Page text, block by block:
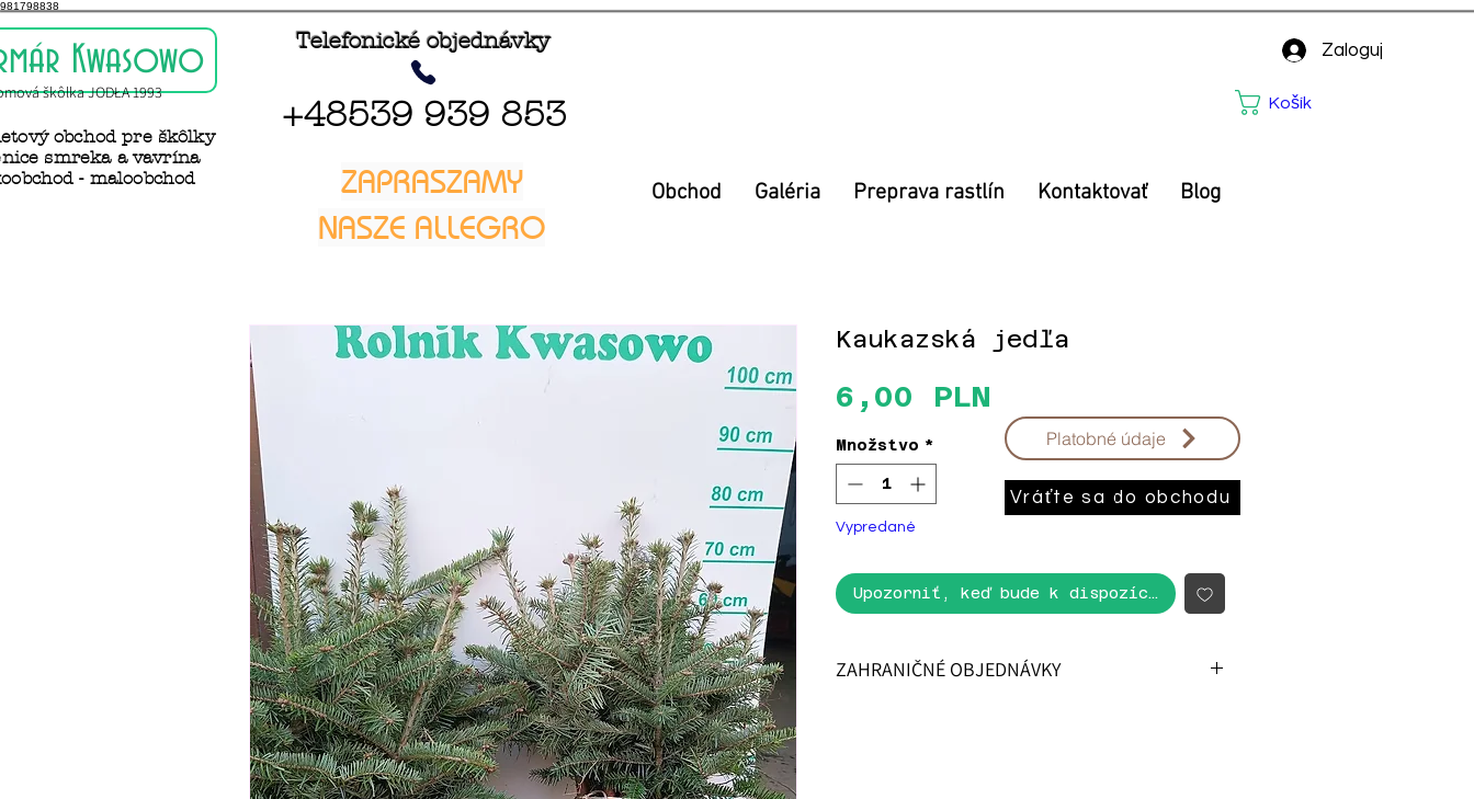
981798838
Kwasowo
škôlka JODŁA 1993
obchod pre škôlky
smreka a vavrína
- maloobchod
Telefonické objednávky
+48539 939 853
ZAPRASZAMY
NASZE ALLEGRO
Zaloguj
Košík
Obchod Galéria Preprava rastlín Kontaktovať Blog
Kaukazská jedľa
6,00 PLN
Množstvo *
Vypredané
Upozorniť, keď bude k dispozícii
ZAHRANIČNÉ OBJEDNÁVKY
Vráťte sa do obchodu
Platobné údaje